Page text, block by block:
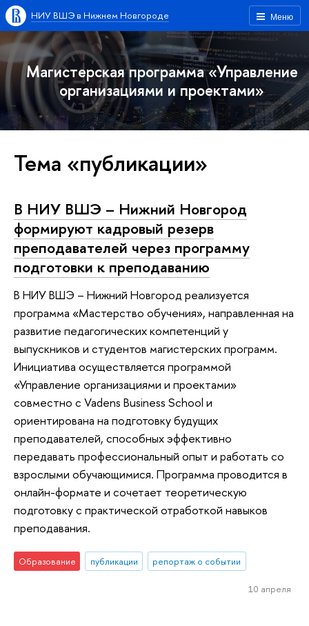
Меню
НИУ ВШЭ в Нижнем Новгороде
Магистерская программа «Управление
организациями и проектами»
Тема «публикации»
В НИУ ВШЭ – Нижний Новгород
формируют кадровый резерв
преподавателей через программу
подготовки к преподаванию
В НИУ ВШЭ – Нижний Новгород реализуется
программа «Мастерство обучения», направленная на
развитие педагогических компетенций у
выпускников и студентов магистерских программ.
Инициатива осуществляется программой
«Управление организациями и проектами»
совместно с Vadens Business School и
ориентирована на подготовку будущих
преподавателей, способных эффективно
передавать профессиональный опыт и работать со
взрослыми обучающимися. Программа проводится в
онлайн-формате и сочетает теоретическую
подготовку с практической отработкой навыков
преподавания.
Образование публикации репортаж о событии
10 апреля